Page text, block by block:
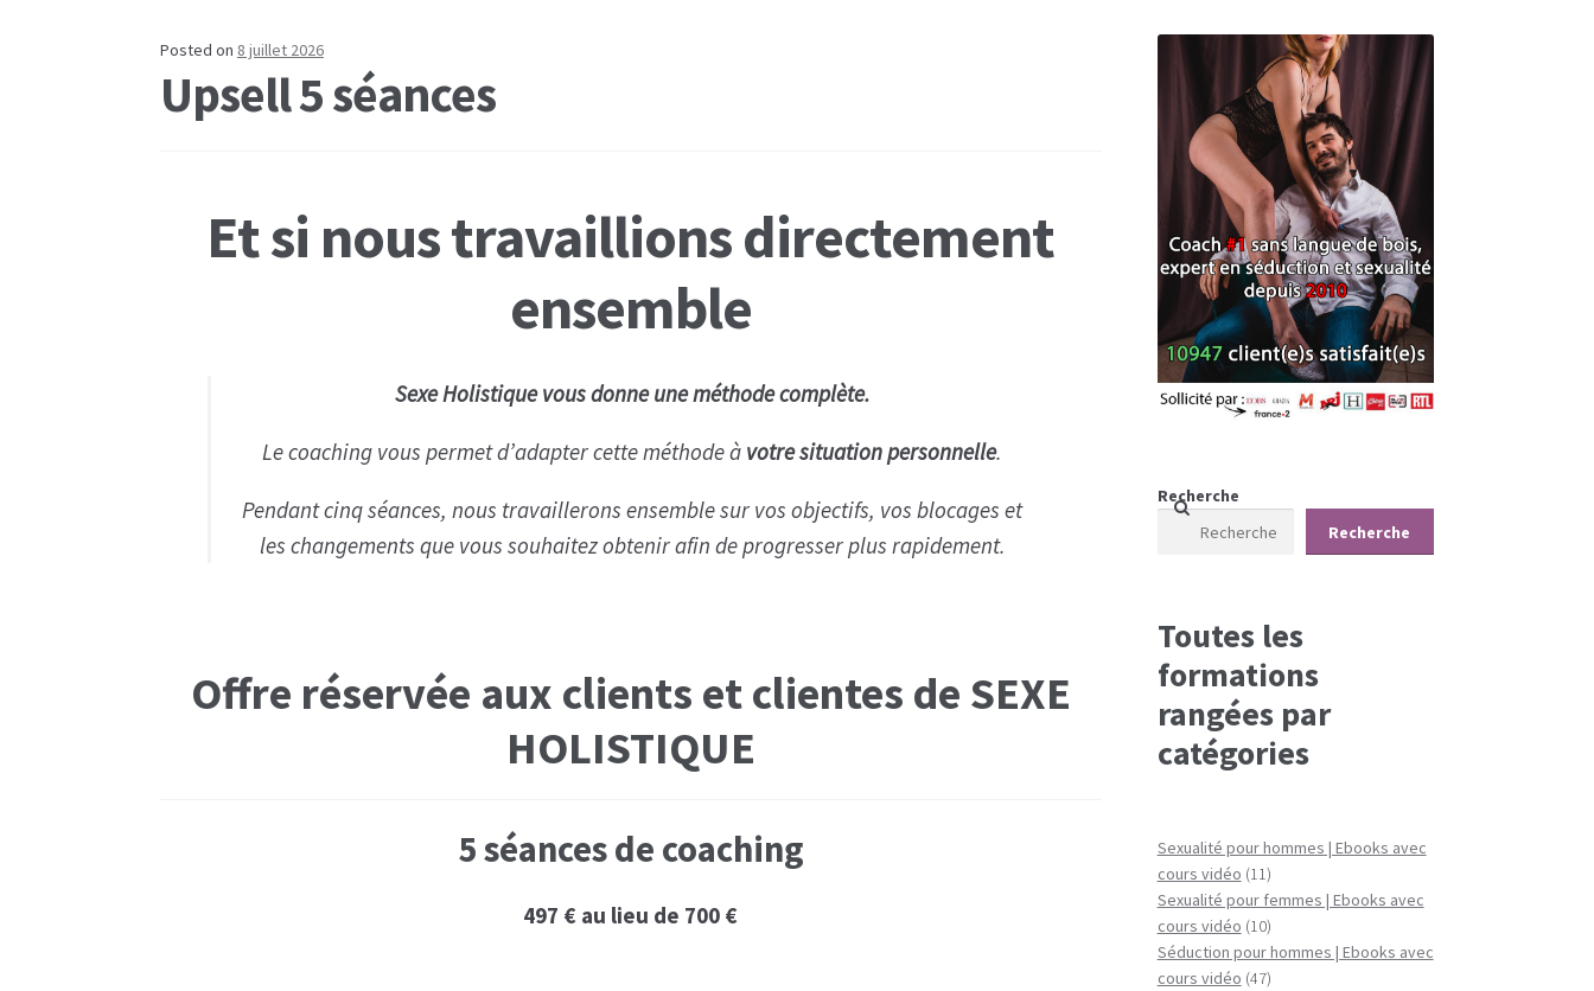
Posted on 8 juillet 2026
Upsell 5 séances
Et si nous travaillions directement
ensemble
Sexe Holistique vous donne une méthode complète.
Le coaching vous permet d’adapter cette méthode à votre situation personnelle.
Pendant cinq séances, nous travaillerons ensemble sur vos objectifs, vos blocages et
les changements que vous souhaitez obtenir afin de progresser plus rapidement.
Offre réservée aux clients et clientes de SEXE
HOLISTIQUE
5 séances de coaching
497 € au lieu de 700 €
Recherche
Recherche
Toutes les
formations
rangées par
catégories
Sexualité pour hommes | Ebooks avec
cours vidéo 1111
produits
Sexualité pour femmes | Ebooks avec
cours vidéo 1010
produits
Séduction pour hommes | Ebooks avec
cours vidéo 4747